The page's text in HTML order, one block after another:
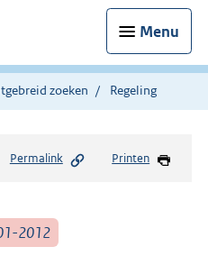
Menu
zoeken Regeling
Permalink Printen
2012